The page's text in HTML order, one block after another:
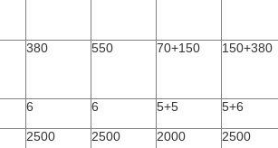
380 550 70+150 150+380
6 6 5+5 5+6
2500 2500 2000 2500